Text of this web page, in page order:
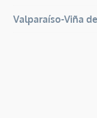
Valparaíso-Viña